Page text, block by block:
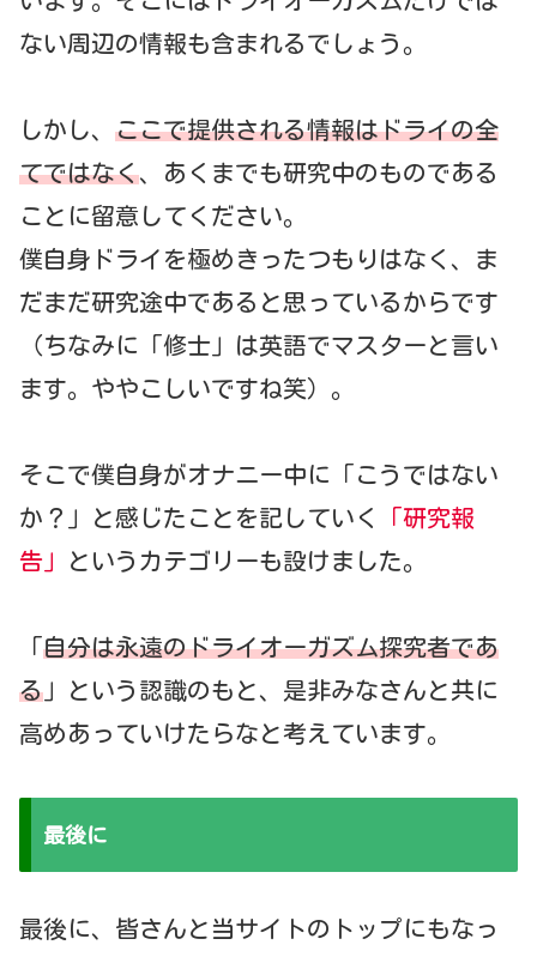
ない周辺の情報も含まれるでしょう。
しかし、 ここで提供される情報はドライの全
てではなく、あくまでも研究中のものである
ことに留意してください。
僕自身ドライを極めきったつもりはなく、ま
だまだ研究途中であると思っているからです
（ちなみに「修士」は英語でマスターと言い
ます。ややこしいですね笑）。
そこで僕自身がオナニー中に「こうではない
か？」と感じたことを記していく
「研究報
告」
というカテゴリーも設けました。
「自分は永遠のドライオーガズム探究者であ
る 」という認識のもと、是非みなさんと共に
高めあっていけたらなと考えています。
最後に
最後に、皆さんと当サイトのトップにもなっ